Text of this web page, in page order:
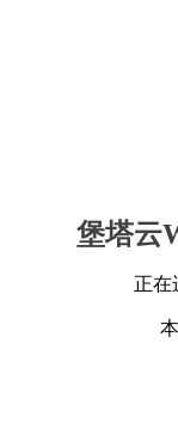
堡塔云
正在